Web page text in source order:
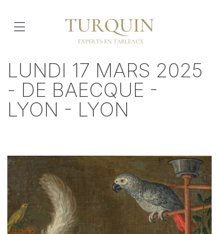
LUNDI 17 MARS 2025
- DE BAECQUE -
LYON - LYON